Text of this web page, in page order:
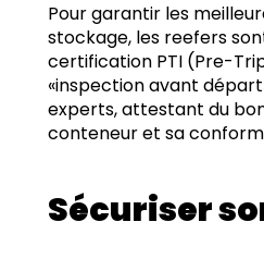
Pour garantir les
stockage, les reefers
certification PTI (Pre-
«inspection avant
experts, attestant du
conteneur et sa
Sécuriser